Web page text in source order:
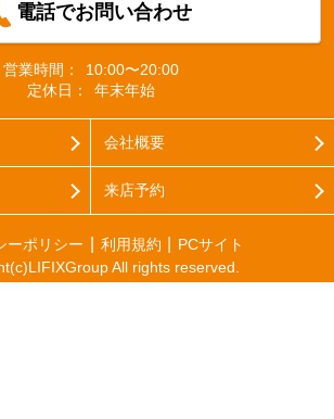
電話でお問い合わせ
営業時間：
10:00〜20:00
定休日：
年末年始
会社概要
来店予約
ーポリシー 利用規約
PCサイト
All rights reserved.